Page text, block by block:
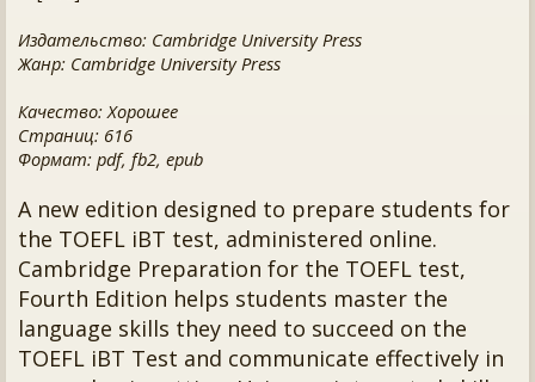
Издательство: Cambridge University Press
Жанр: Cambridge University Press
Качество: Хорошее
Страниц: 616
Формат: pdf, fb2, epub
A new edition designed to prepare students for
the TOEFL iBT test, administered online.
Cambridge Preparation for the TOEFL test,
Fourth Edition helps students master the
language skills they need to succeed on the
TOEFL iBT Test and communicate effectively in